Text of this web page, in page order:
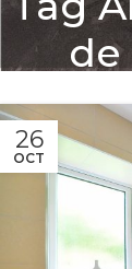
de
26
OCT